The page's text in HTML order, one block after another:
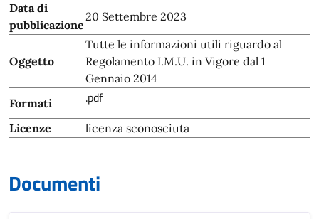
Data di
pubblicazione
20 Settembre 2023
Oggetto
Tutte le informazioni utili riguardo al
Regolamento I.M.U. in Vigore dal 1
Gennaio 2014
Formati
.pdf
Licenze licenza sconosciuta
Documenti